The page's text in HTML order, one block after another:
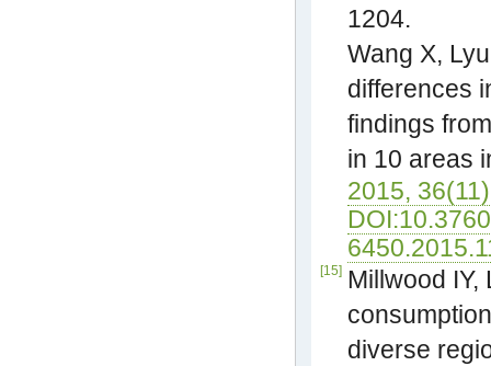
1204.
Wang X,
differences
findings
in 10 areas
2015,
[15]
Millwood IY,
diverse